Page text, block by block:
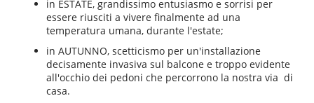
in ESTATE, grandissimo entusiasmo e sorrisi per
essere riusciti a vivere finalmente ad una
temperatura umana, durante l'estate;
in AUTUNNO, scetticismo per un'installazione
decisamente invasiva sul balcone e troppo evidente
all'occhio dei pedoni che percorrono la nostra via di
casa.